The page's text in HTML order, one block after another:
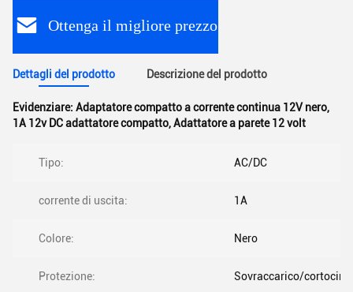
Ottenga il migliore prezzo
Dettagli del prodotto Descrizione del prodotto
Evidenziare: Adaptatore compatto a corrente continua 12V nero,
1A 12v DC adattatore compatto,Adattatore a parete 12 volt
Tipo: AC/DC
corrente di uscita: 1A
Colore: Nero
Protezione: Sovraccarico/